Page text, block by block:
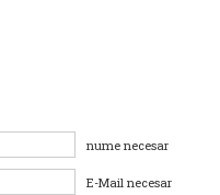
nume necesar
E-Mail necesar